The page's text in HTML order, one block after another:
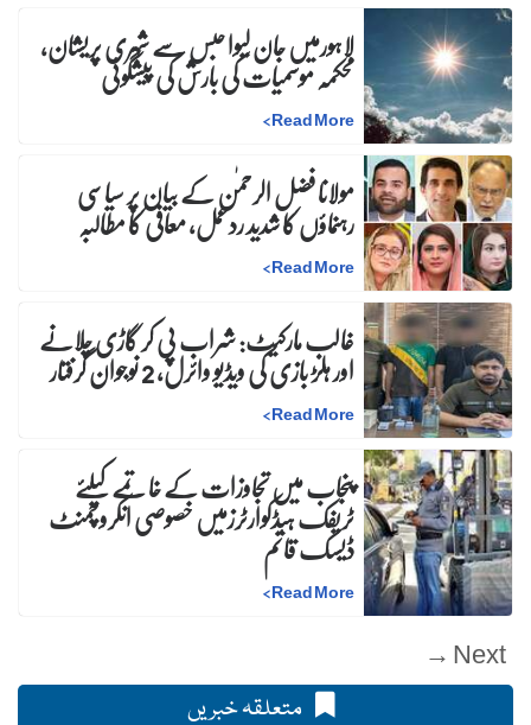
لاہورمیں جان لیوا حبس سے شہری پریشان،
محکمہ موسمیات کی بارش کی پیشگوئی
Read More
>
مولانا فضل الرحمٰن کے بیان پر سیاسی
رہنماؤں کا شدید ردعمل، معافی کا مطالبہ
Read More
>
غالب مارکیٹ: شراب پی کر گاڑی چلانے
اور ہلڑ بازی کی ویڈیو وائرل، 2 نوجوان گرفتار
Read More
>
پنجاب میں تجاوزات کے خاتمے کیلئے
ٹریفک ہیڈکوارٹرزمیں خصوصی انکروچمنٹ
ڈیسک قائم
Read More
>
Next →
متعلقہ خبریں